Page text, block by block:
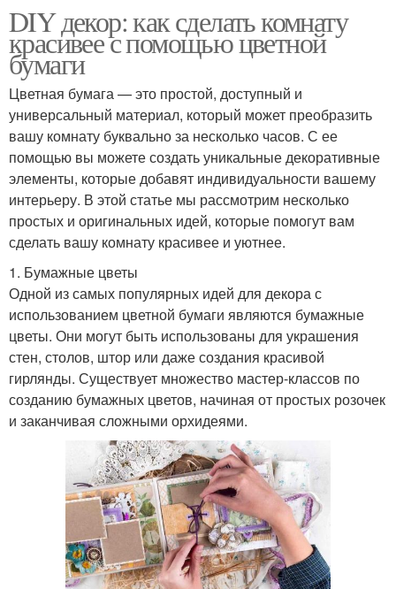
DIY декор: как сделать комнату
красивее с помощью цветной
бумаги
Цветная бумага — это простой, доступный и
универсальный материал, который может преобразить
вашу комнату буквально за несколько часов. С ее
помощью вы можете создать уникальные декоративные
элементы, которые добавят индивидуальности вашему
интерьеру. В этой статье мы рассмотрим несколько
простых и оригинальных идей, которые помогут вам
сделать вашу комнату красивее и уютнее.
1. Бумажные цветы
Одной из самых популярных идей для декора с
использованием цветной бумаги являются бумажные
цветы. Они могут быть использованы для украшения
стен, столов, штор или даже создания красивой
гирлянды. Существует множество мастер-классов по
созданию бумажных цветов, начиная от простых розочек
и заканчивая сложными орхидеями.